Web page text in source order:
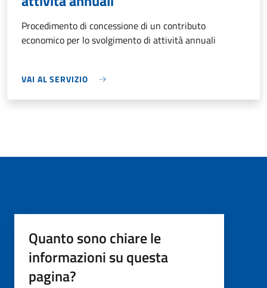
Procedimento di concessione di un contributo
economico per lo svolgimento di attività annuali
VAI AL SERVIZIO
Quanto sono chiare le
informazioni su questa
pagina?